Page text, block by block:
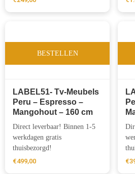
BESTELLEN
LABEL51- Tv-Meubels
Peru – Espresso –
Mangohout – 160 cm
Direct leverbaar! Binnen 1-5
werkdagen gratis
thuisbezorgd!
€499,00
€